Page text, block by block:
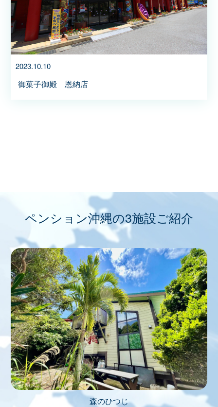
2023.10.10
御菓子御殿 恩納店
ペンション沖縄の3施設ご紹介
森のひつじ